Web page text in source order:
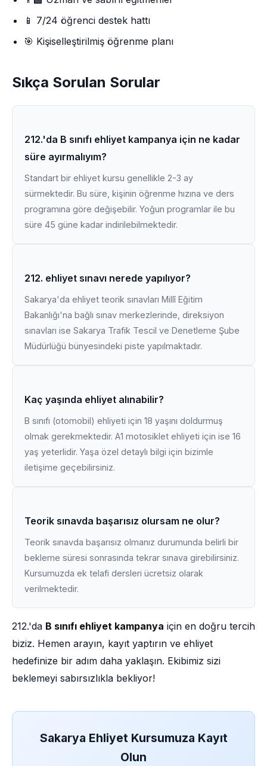
📱 7/24 öğrenci destek hattı
🎯 Kişiselleştirilmiş öğrenme planı
Sıkça Sorulan Sorular
212.'da B sınıfı ehliyet kampanya için ne kadar
süre ayırmalıyım?
Standart bir ehliyet kursu genellikle 2-3 ay
sürmektedir. Bu süre, kişinin öğrenme hızına ve ders
programına göre değişebilir. Yoğun programlar ile bu
süre 45 güne kadar indirilebilmektedir.
212. ehliyet sınavı nerede yapılıyor?
Sakarya'da ehliyet teorik sınavları Millî Eğitim
Bakanlığı'na bağlı sınav merkezlerinde, direksiyon
sınavları ise Sakarya Trafik Tescil ve Denetleme Şube
Müdürlüğü bünyesindeki piste yapılmaktadır.
Kaç yaşında ehliyet alınabilir?
B sınıfı (otomobil) ehliyeti için 18 yaşını doldurmuş
olmak gerekmektedir. A1 motosiklet ehliyeti için ise 16
yaş yeterlidir. Yaşa özel detaylı bilgi için bizimle
iletişime geçebilirsiniz.
Teorik sınavda başarısız olursam ne olur?
Teorik sınavda başarısız olmanız durumunda belirli bir
bekleme süresi sonrasında tekrar sınava girebilirsiniz.
Kursumuzda ek telafi dersleri ücretsiz olarak
verilmektedir.
212.'da B sınıfı ehliyet kampanya için en doğru tercih
biziz. Hemen arayın, kayıt yaptırın ve ehliyet
hedefinize bir adım daha yaklaşın. Ekibimiz sizi
beklemeyi sabırsızlıkla bekliyor!
Sakarya Ehliyet Kursumuza Kayıt
Olun